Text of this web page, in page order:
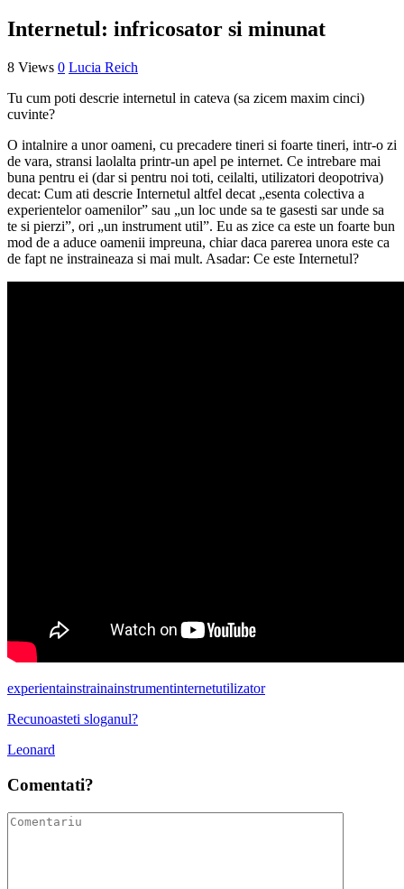
Internetul: infricosator si minunat
8 Views 0 Lucia Reich
Tu cum poti descrie internetul in cateva (sa zicem maxim cinci)
cuvinte?
O intalnire a unor oameni, cu precadere tineri si foarte tineri, intr-o zi
de vara, stransi laolalta printr-un apel pe internet. Ce intrebare mai
buna pentru ei (dar si pentru noi toti, ceilalti, utilizatori deopotriva)
decat: Cum ati descrie Internetul altfel decat „esenta colectiva a
experientelor oamenilor” sau „un loc unde sa te gasesti sar unde sa
te si pierzi”, ori „un instrument util”. Eu as zice ca este un foarte bun
mod de a aduce oamenii impreuna, chiar daca parerea unora este ca
de fapt ne instraineaza si mai mult. Asadar: Ce este Internetul?
experientainstrainainstrumentinternetutilizator
Recunoasteti sloganul?
Leonard
Comentati?